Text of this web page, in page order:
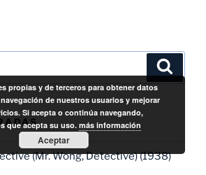
(Mr. Wong, Detective) (1938)
propias y de terceros para obtener datos
de nuestros usuarios y mejorar
Si acepta o continúa navegando,
que acepta su uso.más información
Aceptar